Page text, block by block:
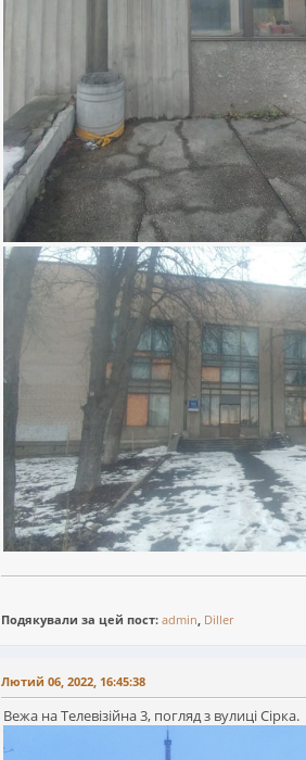
Подякували за цей пост: admin, Diller
Лютий 06, 2022, 16:45:38
Вежа на Телевізійна 3, погляд з вулиці Сірка.